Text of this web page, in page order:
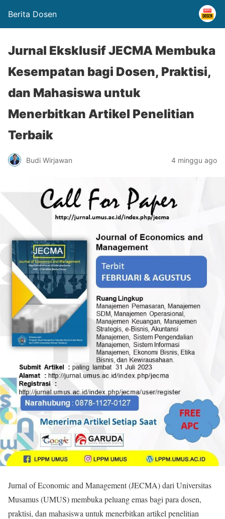
Berita Dosen
Jurnal Eksklusif JECMA Membuka
Kesempatan bagi Dosen, Praktisi,
dan Mahasiswa untuk
Menerbitkan Artikel Penelitian
Terbaik
Budi Wirjawan 4 minggu ago
Jurnal of Economic and Management (JECMA) dari Universitas
Musamus (UMUS) membuka peluang emas bagi para dosen,
praktisi, dan mahasiswa untuk menerbitkan artikel penelitian